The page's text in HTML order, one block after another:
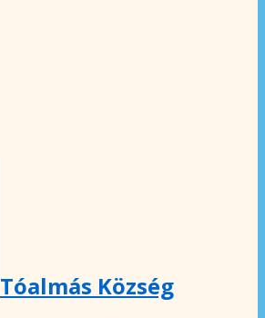
Tóalmás Község